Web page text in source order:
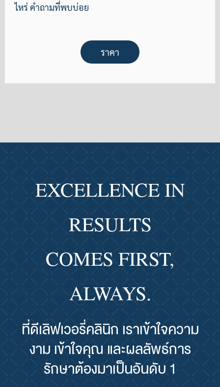
ไหร่ คำถามที่พบบ่อย
ราคา
EXCELLENCE IN
RESULTS
COMES FIRST,
ALWAYS.
ที่ดีเลิฟเวอรี่คลินิก เราเข้าใจความ
งาม เข้าใจคุณ และผลลัพธ์การ
รักษาต้องมาเป็นอันดับ 1